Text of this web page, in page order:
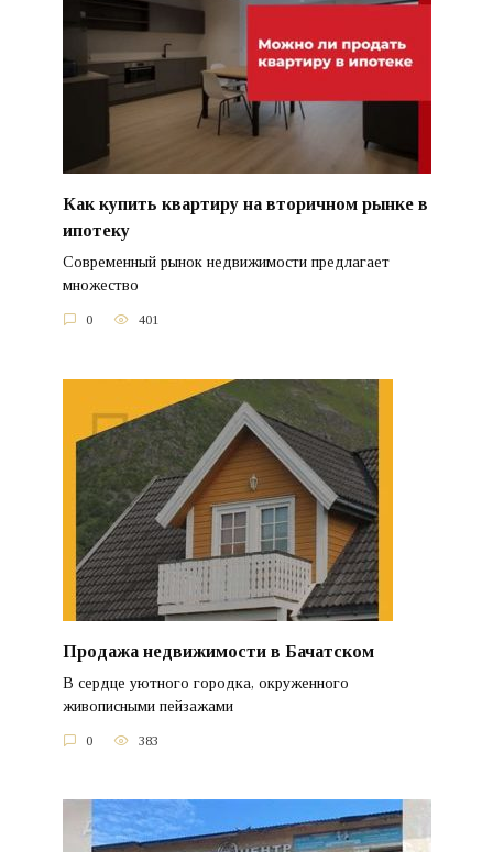
Как купить квартиру на вторичном рынке в
ипотеку
Современный рынок недвижимости предлагает
множество
0 401
Продажа недвижимости в Бачатском
В сердце уютного городка, окруженного
живописными пейзажами
0 383